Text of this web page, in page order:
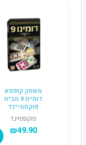
משחק קופסא
דומינו 9 מבית
פוקסמיינד
פוקסמיינד
₪49.90